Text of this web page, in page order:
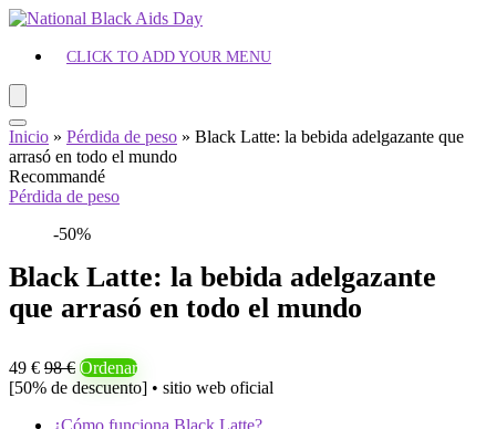
CLICK TO ADD YOUR MENU
Inicio » Pérdida de peso » Black Latte: la bebida adelgazante que
arrasó en todo el mundo
Recommandé
Pérdida de peso
-50%
Black Latte: la bebida adelgazante
que arrasó en todo el mundo
49 € 98 € Ordenar
[50% de descuento] • sitio web oficial
¿Cómo funciona Black Latte?